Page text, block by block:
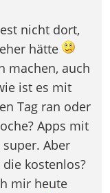
nicht dort,
hätte
machen, auch
ist es mit
Tag ran oder
Apps mit
Aber
kostenlos?
mir heute